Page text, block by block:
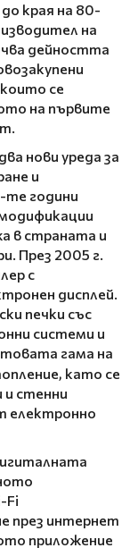
края на 80-
на
дейността
които се
на първите
нови уреда за
и
те години
в страната и
През 2005 г.
с
дисплей.
печки със
системи и
гама на
като се
и стенни
електронно
Fi
през интернет
приложение